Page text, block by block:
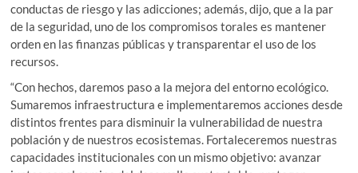
conductas de riesgo y las adicciones; además, dijo, que a la par
de la seguridad, uno de los compromisos torales es mantener
orden en las finanzas públicas y transparentar el uso de los
recursos.
“Con hechos, daremos paso a la mejora del entorno ecológico.
Sumaremos infraestructura e implementaremos acciones desde
distintos frentes para disminuir la vulnerabilidad de nuestra
población y de nuestros ecosistemas. Fortaleceremos nuestras
capacidades institucionales con un mismo objetivo: avanzar